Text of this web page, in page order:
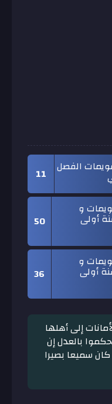
الفصل 11
و
أولى 50
و
أولى 36
إلى أهلها
بالعدل إن
سميعا بصيرا